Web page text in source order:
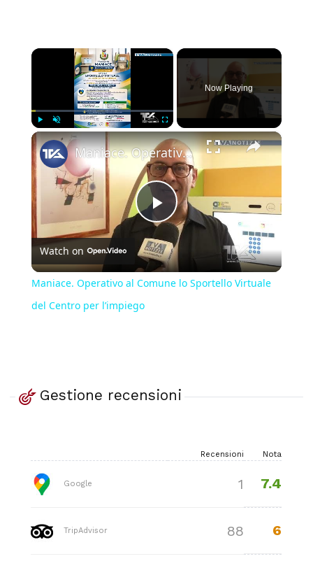
×
Play Unmute Fullscreen
Now Playing
×
Play
Video
Maniace. Operativo al Comune lo Sportello Virtuale del Centro per l’impiego
Watch on
Maniace. Operativo al Comune lo Sportello Virtuale
del Centro per l’impiego
Gestione recensioni
Recensioni Nota
Google 1 7.4
TripAdvisor 88 6